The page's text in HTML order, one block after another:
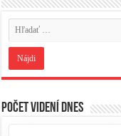
Počet videní dnes